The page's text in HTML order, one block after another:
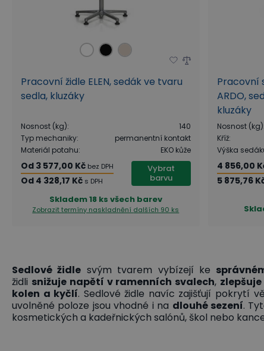
Pracovní židle ELEN, sedák ve tvaru
sedla, kluzáky
Nosnost (kg):
140
Typ mechaniky:
permanentní kontakt
Materiál potahu: EKO kůže
Od 3 577,00 Kč bez DPH
Od 4 328,17 Kč s DPH
Vybrat
barvu
Skladem18 ks všech barev
Zobrazit termíny naskladnění dalších 90 ks
Pracovní
ARDO,
kluzáky
Nosnost (kg)
Kříž:
Výška
4 856,00
5 875,76
Sedlové židle svým tvarem vybízejí ke
židli snižuje napětí v ramenních svalech,
kolen a kyčlí. Sedlové židle navíc zajišťují pokrytí
uvolněné poloze jsou vhodné i na dlouhé sezení.
kosmetických a kadeřnických salónů, škol nebo